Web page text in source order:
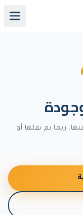
ربما تم نقلها أو